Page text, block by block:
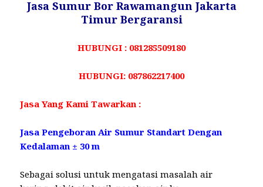
Jasa Sumur Bor Rawamangun Jakarta
Timur Bergaransi
HUBUNGI : 081285509180
HUBUNGI: 087862217400
Jasa Yang Kami Tawarkan :
Jasa Pengeboran Air Sumur Standart Dengan
Kedalaman ± 30 m
Sebagai solusi untuk mengatasi masalah air